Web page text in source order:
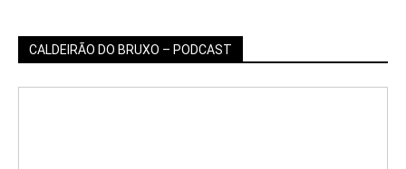
CALDEIRÃO DO BRUXO – PODCAST